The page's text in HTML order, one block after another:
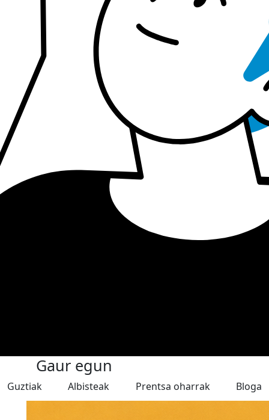
Gaur egun
Guztiak Albisteak Prentsa oharrak Bloga